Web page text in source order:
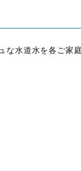
な水道水を各ご家